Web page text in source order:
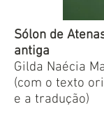
Sólon de
antiga
Gilda Naécia
(com o texto
e a tradução)